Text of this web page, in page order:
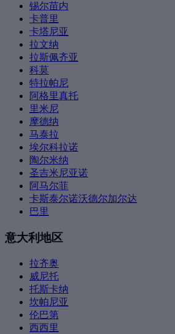
锡尔苗内
卡普里
卡塔尼亚
拉文纳
拉斯佩齐亚
科莫
特拉帕尼
阿格里真托
里米尼
摩德纳
马泰拉
埃尔科拉诺
陶尔米纳
圣吉米尼亚诺
阿马尔菲
卡斯泰尔诺沃德尔加尔达
巴里
意大利地区
拉齐奥
威尼托
托斯卡纳
坎帕尼亚
伦巴第
西西里